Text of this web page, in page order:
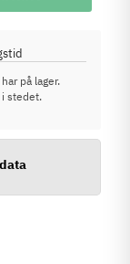
på lager.
stedet.